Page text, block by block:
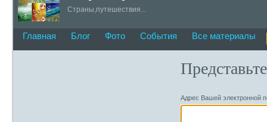
Страны,путешествия...
Главная Блог Фото События Все материалы
Адрес Вашей электронной